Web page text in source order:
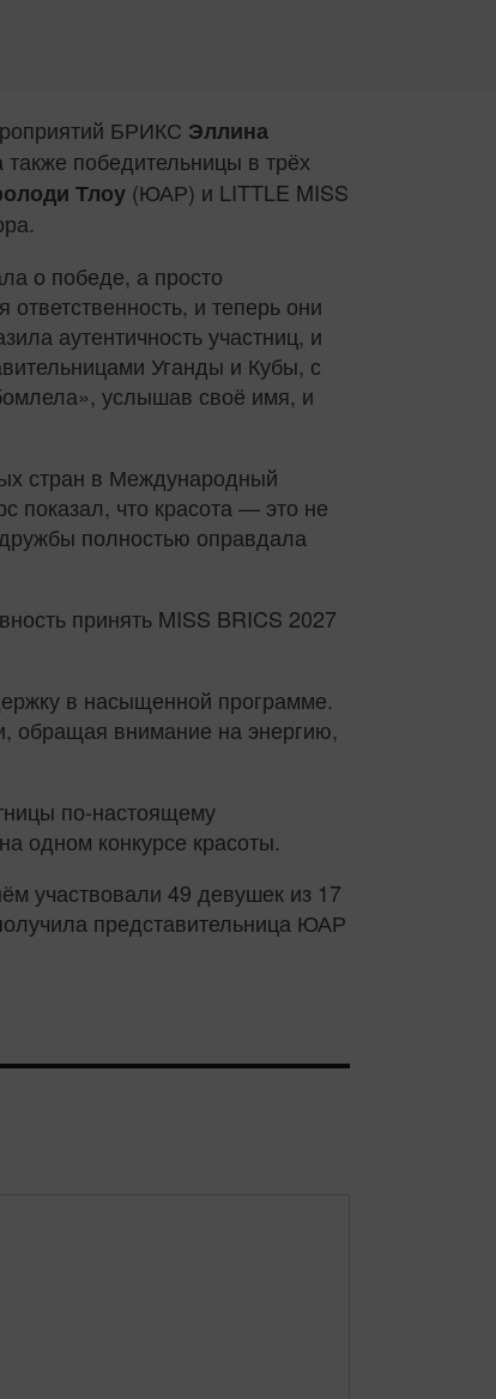
БРИКС Эллина
также победительницы в трёх
Тлоу (ЮАР) и LITTLE MISS
о победе, а просто
и теперь они
аутентичность участниц, и
Уганды и Кубы, с
услышав своё имя, и
стран в Международный
показал, что красота — это не
полностью оправдала
принять MISS BRICS 2027
в насыщенной программе.
обращая внимание на энергию,
по-настоящему
одном конкурсе красоты.
участвовали 49 девушек из 17
представительница ЮАР